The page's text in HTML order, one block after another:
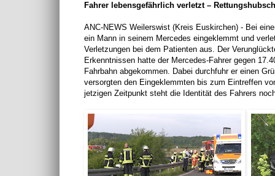
Fahrer lebensgefährlich verletzt –
ANC-NEWS Weilerswist (Kreis Euskirchen) - Bei
ein Mann in seinem Mercedes eingeklemmt und
Verletzungen bei dem Patienten aus. Der
Erkenntnissen hatte der Mercedes-Fahrer gegen
Fahrbahn abgekommen. Dabei durchfuhr er einen
versorgten den Eingeklemmten bis zum Eintreffen
jetzigen Zeitpunkt steht die Identität des Fahrers